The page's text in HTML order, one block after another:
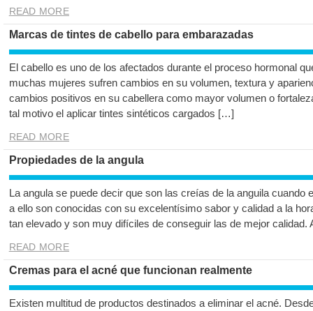
READ MORE
Marcas de tintes de cabello para embarazadas
El cabello es uno de los afectados durante el proceso hormonal
muchas mujeres sufren cambios en su volumen, textura y
cambios positivos en su cabellera como mayor volumen o
tal motivo el aplicar tintes sintéticos cargados […]
READ MORE
Propiedades de la angula
La angula se puede decir que son las creías de la anguila cuando
a ello son conocidas con su excelentísimo sabor y calidad a la
tan elevado y son muy difíciles de conseguir las de mejor
READ MORE
Cremas para el acné que funcionan realmente
Existen multitud de productos destinados a eliminar el acné.